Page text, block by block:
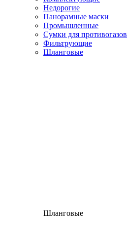
Недорогие
Панорамные маски
Промышленные
Сумки для противогазов
Фильтрующие
Шланговые
Шланговые